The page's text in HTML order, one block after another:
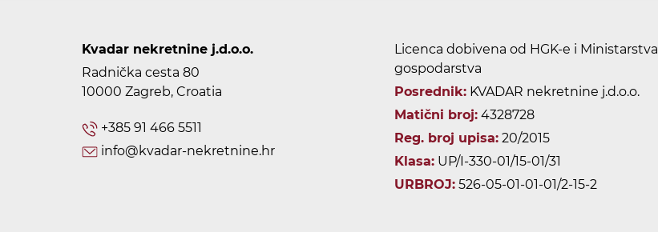
Kvadar nekretnine j.d.o.o.
Radnička cesta 80
10000 Zagreb, Croatia
+385 91 466 5511
info@kvadar-nekretnine.hr
Licenca dobivena od HGK-e i Ministarstva
gospodarstva
Posrednik: KVADAR nekretnine j.d.o.o.
Matični broj: 4328728
Reg. broj upisa: 20/2015
Klasa: UP/I-330-01/15-01/31
URBROJ: 526-05-01-01-01/2-15-2